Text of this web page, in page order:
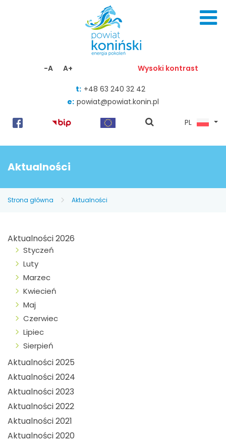
-A A+ Wysoki kontrast
t: +48 63 240 32 42
e: powiat@powiat.konin.pl
pokaż
PL
Aktualności
Strona główna Aktualności
Aktualności 2026
Styczeń
Luty
Marzec
Kwiecień
Maj
Czerwiec
Lipiec
Sierpień
Aktualności 2025
Aktualności 2024
Aktualności 2023
Aktualności 2022
Aktualności 2021
Aktualności 2020